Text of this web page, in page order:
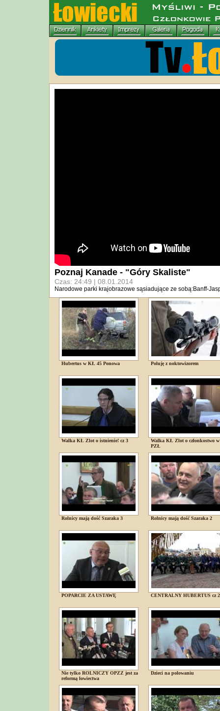
Poznaj Kanade - "Góry Skaliste"
Czas: 24:49 | 08.01.2014
Narodowe parki krajobrazowe sąsiadujące ze sobą:Banff-
Hubertus w KŁ 45 Ponowa Poluję z noktowizorem
Walka KŁ Zlot o istnienie! cz 3
Walka KŁ Zlot o członkostwo w
PZŁ
Rolnicy mają dość Szaraka 3 Rolnicy mają dość Szaraka 2
POPARCIE ZA USTAWĘ CENTRALNY HUBERTUS cz 2
Nie tylko ROLNICZY OPZZ jest za
reformą łowiectwa
Dzieci na polowaniu